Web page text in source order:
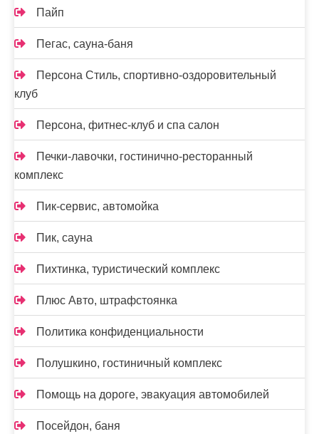
Пайп
Пегас, сауна-баня
Персона Стиль, спортивно-оздоровительный
клуб
Персона, фитнес-клуб и спа салон
Печки-лавочки, гостинично-ресторанный
комплекс
Пик-сервис, автомойка
Пик, сауна
Пихтинка, туристический комплекс
Плюс Авто, штрафстоянка
Политика конфиденциальности
Полушкино, гостиничный комплекс
Помощь на дороге, эвакуация автомобилей
Посейдон, баня